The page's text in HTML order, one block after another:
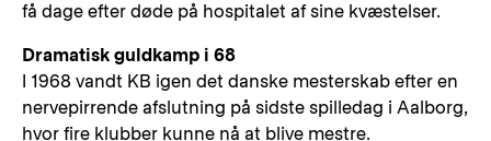
få dage efter døde på hospitalet af sine kvæstelser.
Dramatisk guldkamp i 68
I 1968 vandt KB igen det danske mesterskab efter en
nervepirrende afslutning på sidste spilledag i Aalborg,
hvor fire klubber kunne nå at blive mestre.